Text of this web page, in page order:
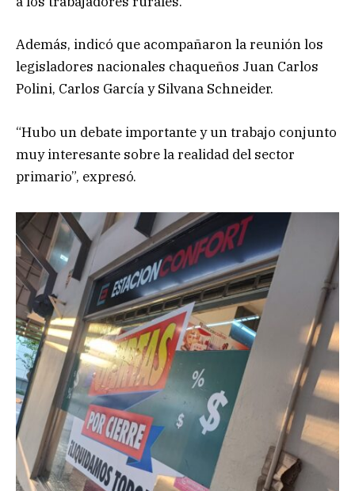
Además, indicó que acompañaron la reunión los
legisladores nacionales chaqueños Juan Carlos
Polini, Carlos García y Silvana Schneider.
“Hubo un debate importante y un trabajo conjunto
muy interesante sobre la realidad del sector
primario”, expresó.